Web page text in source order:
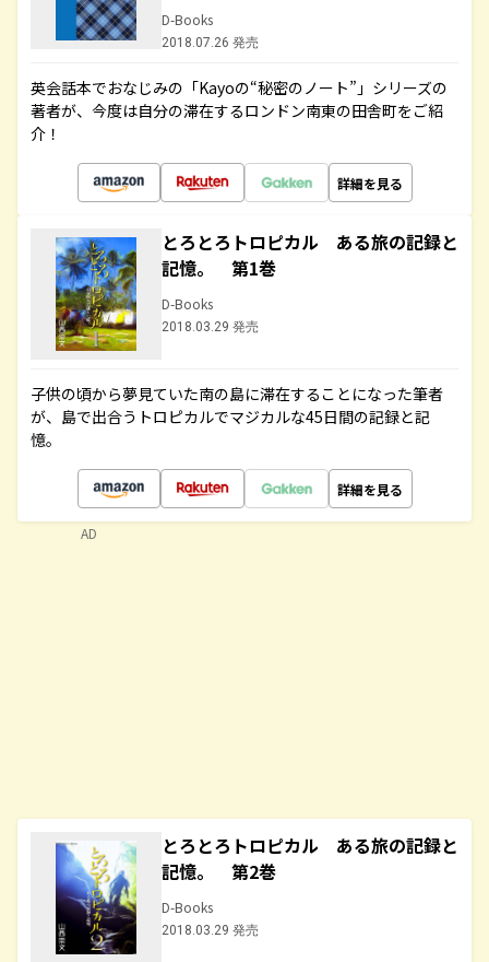
D-Books
2018.07.26 発売
英会話本でおなじみの「Kayoの“秘密のノート”」シリーズの
著者が、今度は自分の滞在するロンドン南東の田舎町をご紹
介！
詳細を見る
とろとろトロピカル ある旅の記録と
記憶。 第1巻
D-Books
2018.03.29 発売
子供の頃から夢見ていた南の島に滞在することになった筆者
が、島で出合うトロピカルでマジカルな45日間の記録と記
憶。
詳細を見る
とろとろトロピカル ある旅の記録と
記憶。 第2巻
D-Books
2018.03.29 発売
AD